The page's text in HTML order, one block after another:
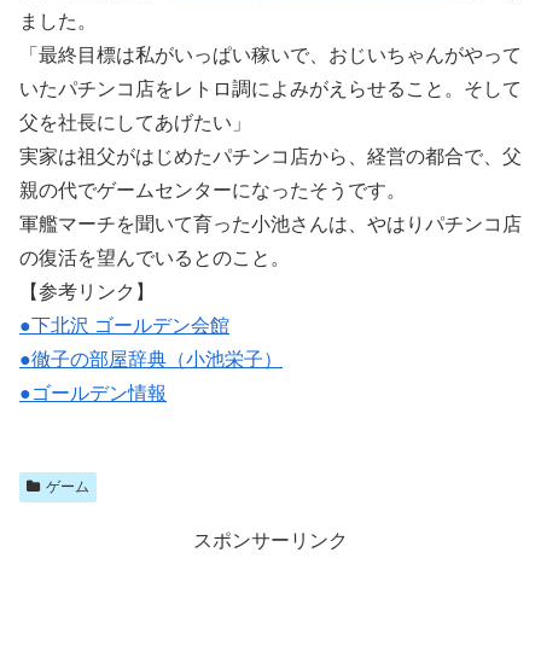
ました。
「最終目標は私がいっぱい稼いで、おじいちゃんがやって
いたパチンコ店をレトロ調によみがえらせること。そして
父を社長にしてあげたい」
実家は祖父がはじめたパチンコ店から、経営の都合で、父
親の代でゲームセンターになったそうです。
軍艦マーチを聞いて育った小池さんは、やはりパチンコ店
の復活を望んでいるとのこと。
【参考リンク】
●下北沢 ゴールデン会館
●徹子の部屋辞典（小池栄子）
●ゴールデン情報
ゲーム
スポンサーリンク